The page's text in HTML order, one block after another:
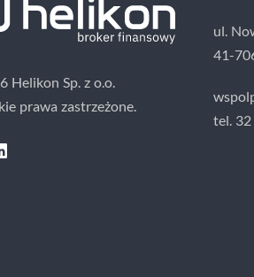
Helikon Sp. z o.o.
prawa zastrzeżone.
ul.
41-
tel.